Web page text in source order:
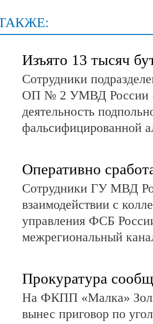
Изъято 13 тысяч
Сотрудники
ОП № 2 УМВД России
деятельность
фальсифицированной
Оперативно
Сотрудники ГУ МВД
взаимодействии с
управления ФСБ
межрегиональный
Прокуратура
На ФКПП «Малка»
вынес приговор по